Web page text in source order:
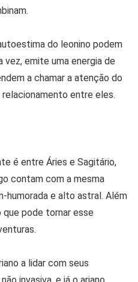
do leonino podem
vez, emite uma energia de
a chamar a atenção do
entre eles.
é entre Áries e Sagitário,
contam com a mesma
humorada e alto astral. Além
que pode tornar esse
a lidar com seus
invasiva, e já o ariano